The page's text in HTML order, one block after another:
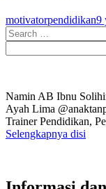
motivatorpendidikan9
Search
for:
Namin AB Ibnu
Ayah Lima
Trainer Pendidikan,
Selengkapnya disi